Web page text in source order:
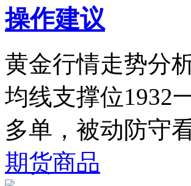
操作建议
黄金行情走势分
均线支撑位1932
多单，被动防守
期货商品